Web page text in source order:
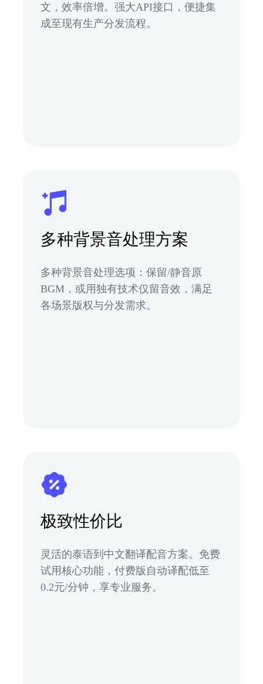
文，效率倍增。强大API接口，便捷集
成至现有生产分发流程。
多种背景音处理方案
多种背景音处理选项：保留/静音原
BGM，或用独有技术仅留音效，满足
各场景版权与分发需求。
极致性价比
灵活的泰语到中文翻译配音方案。免费
试用核心功能，付费版自动译配低至
0.2元/分钟，享专业服务。